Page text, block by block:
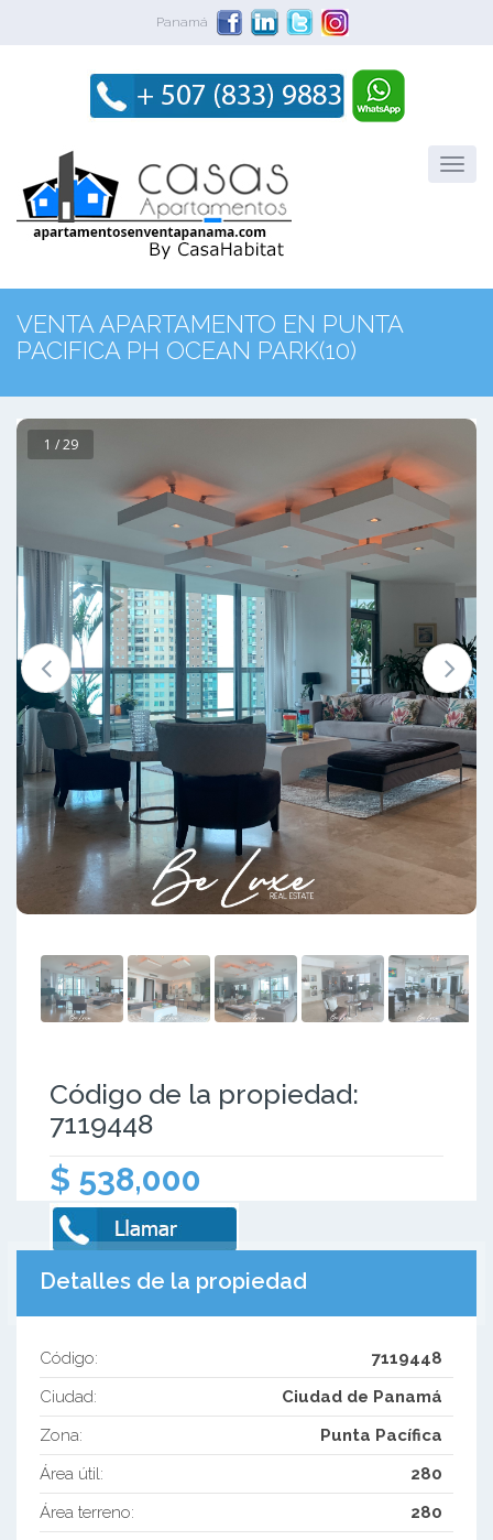
Panamá
VENTA APARTAMENTO EN PUNTA
PACIFICA PH OCEAN PARK(10)
1 / 29
Código de la propiedad:
7119448
$ 538,000
Detalles de la propiedad
Código:
7119448
Ciudad:
Ciudad de Panamá
Zona:
Punta Pacífica
Área útil:
280
Área terreno:
280